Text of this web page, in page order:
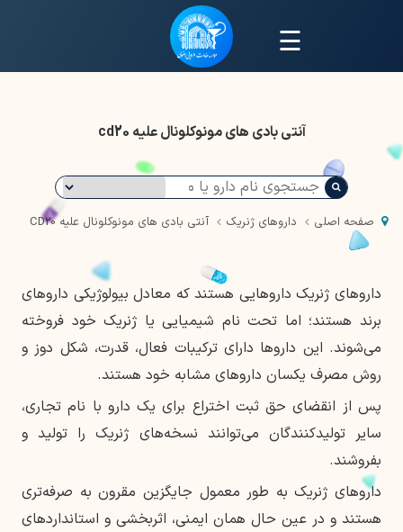
☰
آنتی بادی های مونوکلونال علیه cd20
صفحه اصلی داروهای ژنریک آنتی بادی های مونوکلونال علیه CD20
داروهای ژنریک داروهایی هستند که معادل بیولوژیکی داروهای
برند هستند؛ اما تحت نام شیمیایی یا ژنریک خود فروخته
می‌شوند. این داروها دارای ترکیبات فعال، قدرت، شکل دوز و
روش مصرف یکسان داروهای مشابه خود هستند.
پس از انقضای حق ثبت اختراع برای یک دارو با نام تجاری،
سایر تولیدکنندگان می‌توانند نسخه‌های ژنریک را تولید و
بفروشند.
داروهای ژنریک به طور معمول جایگزین مقرون به صرفه‌تری
هستند و در عین حال همان ایمنی، اثربخشی و استانداردهای